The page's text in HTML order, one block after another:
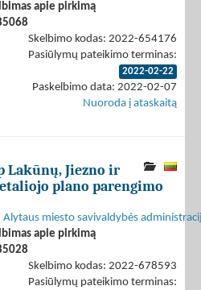
apie pirkimą
Skelbimo kodas: 2022-654176
Pasiūlymų pateikimo terminas:
2022-02-22
Paskelbimo data: 2022-02-07
Nuoroda į ataskaitą
Lakūnų, Jiezno ir
plano parengimo
Alytaus miesto savivaldybės
apie pirkimą
Skelbimo kodas: 2022-678593
Pasiūlymų pateikimo terminas: